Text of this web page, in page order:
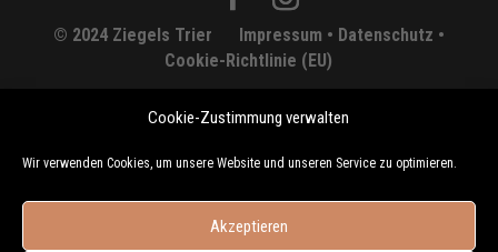
Cookie-Zustimmung verwalten
Wir verwenden Cookies, um unsere Website und unseren Service zu optimieren.
Akzeptieren
© 2024 Ziegels Trier Impressum • Datenschutz •
Cookie-Richtlinie (EU)